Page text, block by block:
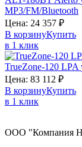
MP3/FM/Bluetooth
Цена: 24 357 ₽
В корзинуКупить
в 1 клик
TrueZone-120 LPA
Цена: 83 112 ₽
В корзинуКупить
в 1 клик
ООО "Компания